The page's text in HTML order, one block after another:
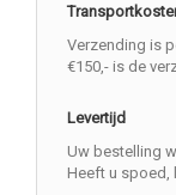
Verzending is
€150,- is de
Levertijd
Uw bestelling
Heeft u spoed,